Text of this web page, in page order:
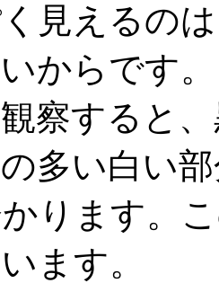
見えるの
からです。
察すると
多い白い
ります。
ます。